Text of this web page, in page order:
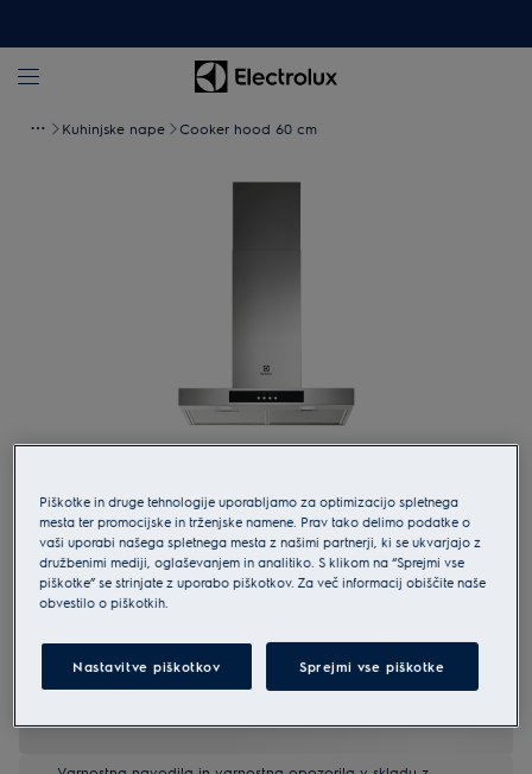
Kuhinjske nape Cooker hood 60 cm
LFT526X
Electrolux 500 vgradna kaminska
kuhinjska napa širine 60 cm
4.8 (101)
EU podatkovna kartica
Piškotke in druge tehnologije uporabljamo za optimizacijo spletnega
mesta ter promocijske in trženjske namene. Prav tako delimo podatke o
vaši uporabi našega spletnega mesta z našimi partnerji, ki se ukvarjajo z
družbenimi mediji, oglaševanjem in analitiko. S klikom na “Sprejmi vse
piškotke” se strinjate z uporabo piškotkov. Za več informacij obiščite naše
obvestilo o piškotkih.
Nastavitve piškotkov Sprejmi vse piškotke